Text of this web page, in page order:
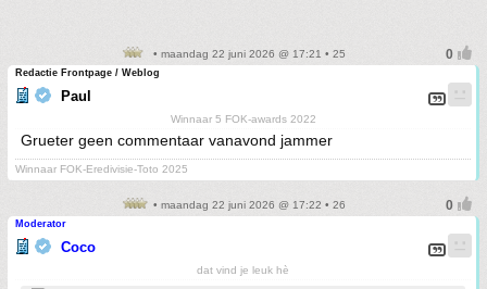
• maandag 22 juni 2026 @ 17:21 • 25
Redactie Frontpage / Weblog
Paul
Winnaar 5 FOK-awards 2022
Grueter geen commentaar vanavond jammer
Winnaar FOK-Eredivisie-Toto 2025
• maandag 22 juni 2026 @ 17:22 • 26
Moderator
Coco
dat vind je leuk hè